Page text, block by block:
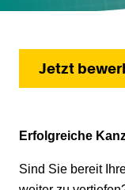
Jetzt
Erfolgreiche
Sind Sie bereit